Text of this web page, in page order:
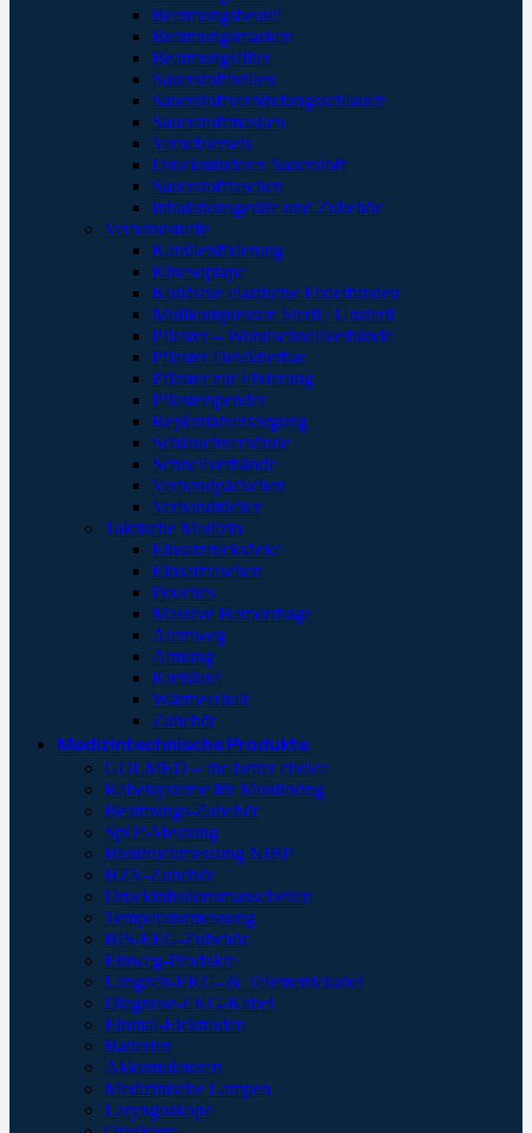
Beatmungsbeutel
Beatmungsmasken
Beatmungsfilter
Sauerstoffbrillen
Sauerstoffverbindungsschlauch
Sauerstoffmasken
Verneblersets
Druckminderer Sauerstoff
Sauerstofftaschen
Inhalationsgeräte und Zubehör
Verbandstoffe
Kanülenfixierung
Kinesoptape
Kohäsive elastische Fixierbinden
Mullkompressen Steril / Unsteril
Pflaster – Wundschnellverbände
Pflaster Detektierbar
Pflaster zur Fixierung
Pflasterspender
Replantatversorgung
Schlauchverbände
Schnellverbände
Verbandpäckchen
Verbandtücher
Taktische Medizin
Einsatzrucksäcke
Einsatztaschen
Pouches
Massive Hemorrhage
Atemweg
Atmung
Kreislauf
Wärmeerhalt
Zubehör
Medizintechnische Produkte
GOLMED – the better choice
Kabelsysteme für Monitoring
Beatmungs-Zubehör
SpO²-Messung
Blutdruckmessung NIBP
HZV-Zubehör
Druckinfusionsmanschetten
Temperaturmessung
BIS-EEG-Zubehör
Einweg-Produkte
Langzeit-EKG- & Telemetriekabel
Diagnose-EKG-Kabel
Einmal-Elektroden
Batterien
Akkumulatoren
Medizinische Lampen
Laryngoskope